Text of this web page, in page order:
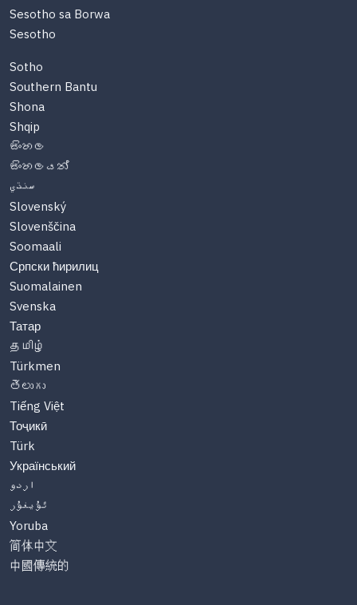
Sesotho sa Borwa
Sesotho
Sotho
Southern Bantu
Shona
Shqip
සිංහල
සිංහලයන්
سنڌي
Slovenský
Slovenščina
Soomaali
Српски ћирилиц
Suomalainen
Svenska
Татар
தமிழ்
Türkmen
తెలుగు
Tiếng Việt
Тоҷикӣ
Türk
Український
اردو
ئۇيغۇر
Yoruba
简体中文
中國傳統的